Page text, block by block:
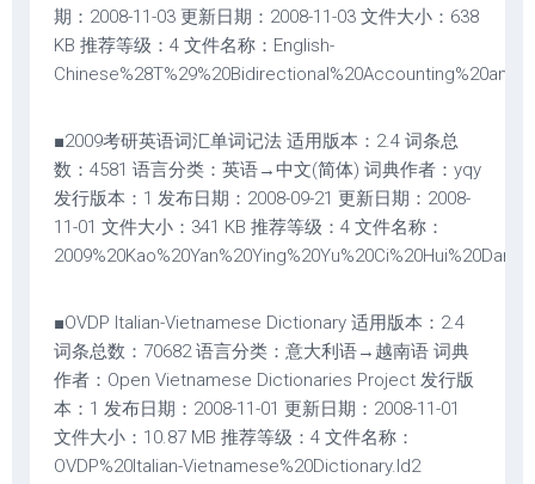
期：2008-11-03 更新日期：2008-11-03 文件大小：638
KB 推荐等级：4 文件名称：English-
■2009考研英语词汇单词记法 适用版本：2.4 词条总
数：4581 语言分类：英语→中文(简体) 词典作者：yqy
发行版本：1 发布日期：2008-09-21 更新日期：2008-
11-01 文件大小：341 KB 推荐等级：4 文件名称：
■OVDP Italian-Vietnamese Dictionary 适用版本：2.4
词条总数：70682 语言分类：意大利语→越南语 词典
作者：Open Vietnamese Dictionaries Project 发行版
本：1 发布日期：2008-11-01 更新日期：2008-11-01
文件大小：10.87 MB 推荐等级：4 文件名称：
OVDP%20Italian-Vietnamese%20Dictionary.ld2